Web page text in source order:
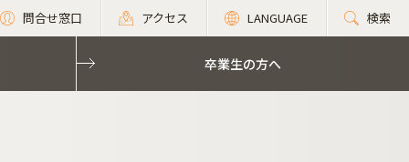
問合せ窓口 アクセス LANGUAGE 検索
卒業生の方へ